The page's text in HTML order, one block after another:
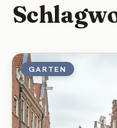
GARTEN